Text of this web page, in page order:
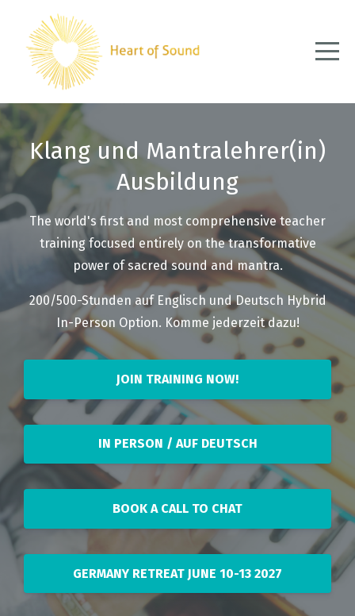
Klang und Mantralehrer(in)
Ausbildung
The world's first and most comprehensive teacher
training focused entirely on the transformative
power of sacred sound and mantra.
200/500-Stunden auf Englisch und Deutsch Hybrid
In-Person Option. Komme jederzeit dazu!
JOIN TRAINING NOW!
IN PERSON / AUF DEUTSCH
BOOK A CALL TO CHAT
GERMANY RETREAT JUNE 10-13 2027